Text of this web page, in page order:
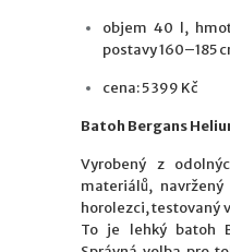
objem 40 l,
postavy 160–185
cena: 5 399 Kč
Batoh Bergans
Vyrobený z
materiálů,
horolezci, testovaný
To je lehký batoh